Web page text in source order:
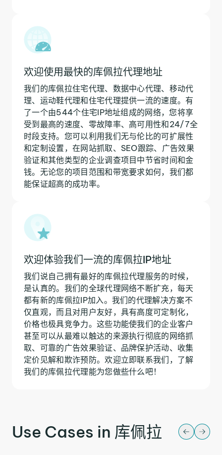
欢迎使用最快的库佩拉代理地址
我们的库佩拉住宅代理、数据中心代理、移动代
理、运动鞋代理和住宅代理提供一流的速度。有
了一个由544个住宅IP地址组成的网络，您将享
受到最高的速度、零故障率、高可用性和24/7全
时段支持。您可以利用我们无与伦比的可扩展性
和定制设置，在网站抓取、SEO跟踪、广告效果
验证和其他类型的企业调查项目中节省时间和金
钱。无论您的项目范围和带宽要求如何，我们都
能保证超高的成功率。
欢迎体验我们一流的库佩拉IP地址
我们说自己拥有最好的库佩拉代理服务的时候，
是认真的。我们的全球代理网络不断扩充，每天
都有新的库佩拉IP加入。我们的代理解决方案不
仅直观，而且对用户友好，具有高度可定制化，
价格也极具竞争力。这些功能使我们的企业客户
甚至可以从最难以触达的来源执行彻底的网络抓
取、可靠的广告效果验证、品牌保护活动、收集
定价见解和欺诈预防。欢迎立即联系我们，了解
我们的库佩拉代理能为您做些什么吧！
Use Cases in 库佩拉